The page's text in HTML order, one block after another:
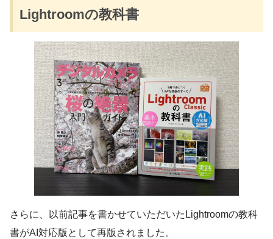
Lightroomの教科書
さらに、以前記事を書かせていただいたLightroomの教科
書がAI対応版として再版されました。